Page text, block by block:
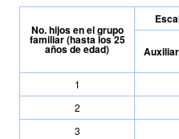
No. hijos en el grupo
familiar (hasta los 25
años de edad)
1
2
3